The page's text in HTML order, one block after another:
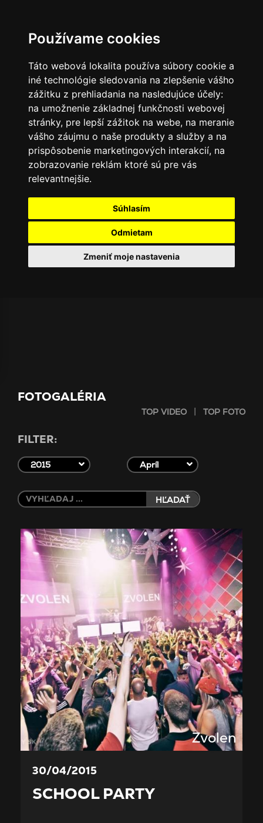
Používame cookies
Táto webová lokalita používa súbory cookie a
iné technológie sledovania na zlepšenie vášho
zážitku z prehliadania na nasledujúce účely:
na umožnenie základnej funkčnosti webovej
stránky, pre lepší zážitok na webe, na meranie
vášho záujmu o naše produkty a služby a na
prispôsobenie marketingových interakcií, na
zobrazovanie reklám ktoré sú pre vás
relevantnejšie.
Súhlasím
Odmietam
Zmeniť moje nastavenia
FOTOGALÉRIA
TOP VIDEO | TOP FOTO
FILTER:
2015 Apríl
HĽADAŤ
Zvolen
30/04/2015
SCHOOL PARTY